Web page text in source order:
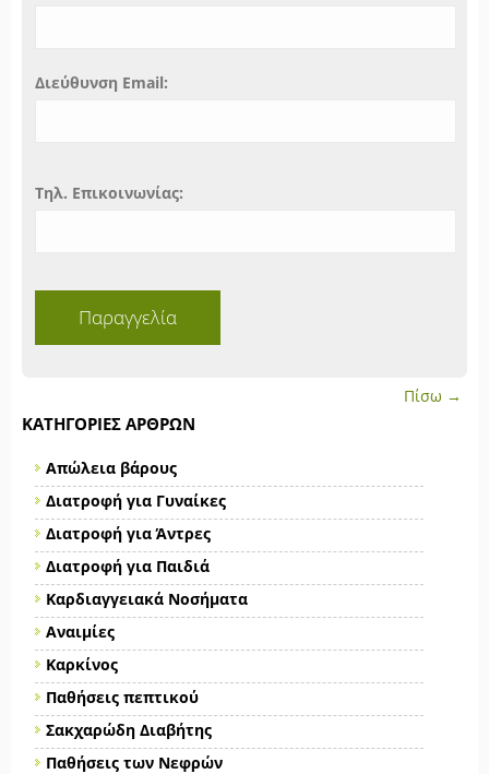
Διεύθυνση Email:
Τηλ. Επικοινωνίας:
Πίσω →
ΚΑΤΗΓΟΡΊΕΣ ΆΡΘΡΩΝ
Απώλεια βάρους
Διατροφή για Γυναίκες
Διατροφή για Άντρες
Διατροφή για Παιδιά
Καρδιαγγειακά Νοσήματα
Αναιμίες
Καρκίνος
Παθήσεις πεπτικού
Σακχαρώδη Διαβήτης
Παθήσεις των Νεφρών